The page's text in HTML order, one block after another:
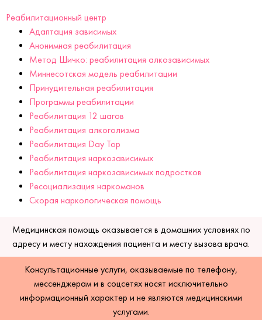
Реабилитационный центр
Адаптация зависимых
Анонимная реабилитация
Метод Шичко: реабилитация алкозависимых
Миннесотская модель реабилитации
Принудительная реабилитация
Программы реабилитации
Реабилитация 12 шагов
Реабилитация алкоголизма
Реабилитация Day Top
Реабилитация наркозависимых
Реабилитация наркозависимых подростков
Ресоциализация наркоманов
Скорая наркологическая помощь
Медицинская помощь оказывается в домашних условиях по
адресу и месту нахождения пациента и месту вызова врача.
Консультационные услуги, оказываемые по телефону,
мессенджерам и в соцсетях носят исключительно
информационный характер и не являются медицинскими
услугами.